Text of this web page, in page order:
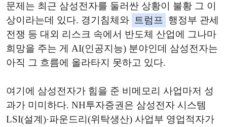
문제는 최근 삼성전자를 둘러싼 상황이 불황 그 이
상이라는데 있다. 경기침체와
트럼프
행정부 관세
전쟁 등 대외 리스크 속에서 반도체 산업에 그나마
희망을 주는 게 AI(인공지능) 분야인데 삼성전자는
아직 그 흐름에 올라타지 못하고 있다.
여기에 삼성전자가 힘을 준 비메모리 사업마저 성
과가 미미하다. NH투자증권은 삼성전자 시스템
LSI(설계)·파운드리(위탁생산) 사업부 영업적자가